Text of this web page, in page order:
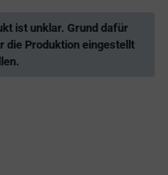
ist unklar. Grund dafür
die Produktion eingestellt